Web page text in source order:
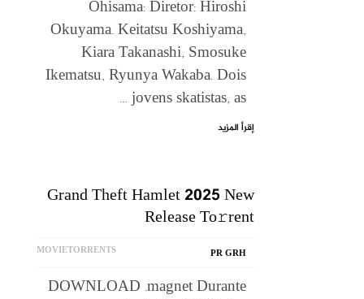
Ohisama: Diretor: Hiroshi
Okuyama. Keitatsu Koshiyama,
Kiara Takanashi, Smosuke
Ikematsu, Ryunya Wakaba. Dois
jovens skatistas, as …
إقرأ المزيد
Grand Theft Hamlet 2025 New
Release To𝚛rent
MOVIETORRENTS PR GRH
DOWNLOAD .magnet Durante